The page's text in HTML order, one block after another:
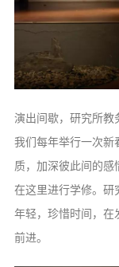
演出间歇，研究所教
我们每年举行一次新
质，加深彼此间的感
在这里进行学修。研
年轻，珍惜时间，在
前进。